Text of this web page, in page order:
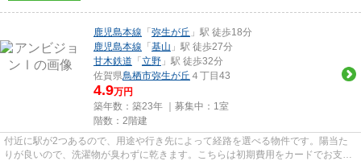
鹿児島本線 「弥生が丘 」駅 徒歩18分
鹿児島本線 「基山 」駅 徒歩27分
甘木鉄道 「立野 」駅 徒歩32分
佐賀県鳥栖市弥生が丘 ４丁目43
4.9万円
築年数：築23年 ｜募集中： 1室
階数：2階建
付近に駅が2つあるので、用途や行き先によって経路を選べる物件です。陽当た
りが良いので、洗濯物が臭わずに乾きます。こちらは初期費用をカードでお支払